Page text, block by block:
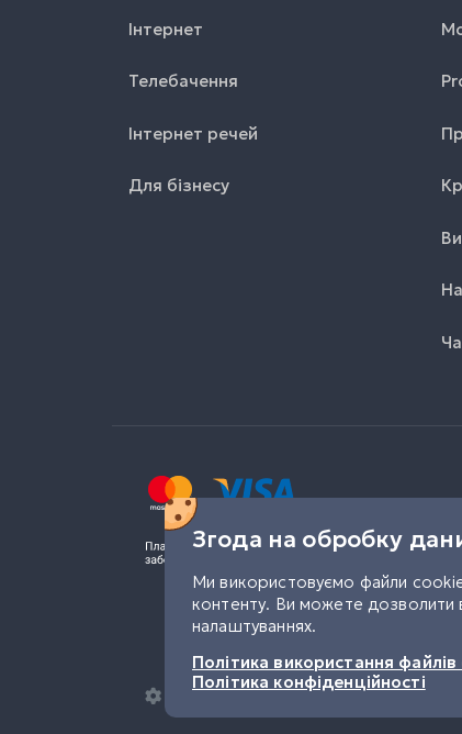
Інтернет
Телебачення
Інтернет речей
Для бізнесу
Налаштування конфіденційності
Згода на обробку
Ми використовуємо файли cookie
контенту. Ви можете дозволити
налаштуваннях.
Політика використання
Політика конфіденційності